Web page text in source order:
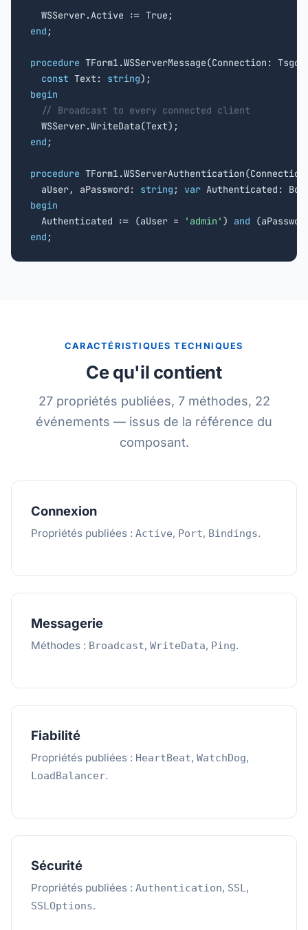
end ;
procedure TForm1.WSServerMessage(Connection:
const Text: string
begin
// Broadcast to every connected client
end ;
procedure
  aUser, aPassword:
string ; var
begin
Authenticated := (aUser =
'admin' ) and
end ;
CARACTÉRISTIQUES TECHNIQUES
Ce qu'il contient
27 propriétés publiées, 7 méthodes, 22
événements — issus de la référence du
composant.
Connexion
Propriétés publiées : Active, Port, Bindings.
Messagerie
Méthodes : Broadcast, WriteData, Ping.
Fiabilité
Propriétés publiées : HeartBeat, WatchDog,
LoadBalancer.
Sécurité
Propriétés publiées : Authentication, SSL,
SSLOptions.